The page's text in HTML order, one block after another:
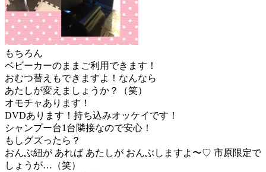
もちろん
ベビーカーのままご利用できます！
おむつ替えもできますよ！なんなら
あたしが変えましょうか？（笑）
オモチャあります！
DVDあります！持ち込みオッケイです！
シャンプー台1台隣接なので安心！
もしグズったら？
おんぶ紐が あれば あたしが おんぶしますよ〜♡ 市原限定で
しょうが…（笑）